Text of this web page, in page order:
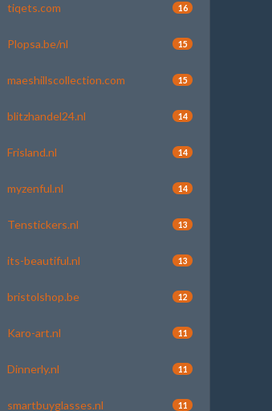
tiqets.com 16
Plopsa.be/nl 15
maeshillscollection.com 15
blitzhandel24.nl 14
Frisland.nl 14
myzenful.nl 14
Tenstickers.nl 13
its-beautiful.nl 13
bristolshop.be 12
Karo-art.nl 11
Dinnerly.nl 11
smartbuyglasses.nl 11